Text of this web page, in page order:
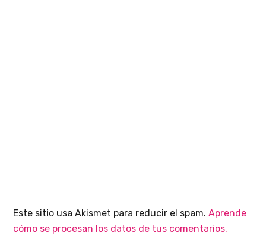
Este sitio usa Akismet para reducir el spam.Aprende
cómo se procesan los datos de tus comentarios.